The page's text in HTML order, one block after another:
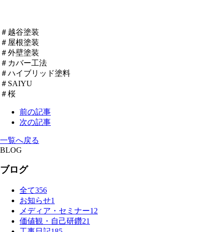
＃越谷塗装
＃屋根塗装
＃外壁塗装
＃カバー工法
＃ハイブリッド塗料
＃SAIYU
＃桜
前の記事
次の記事
一覧へ戻る
BLOG
ブログ
全て356
お知らせ1
メディア・セミナー12
価値観・自己研鑽21